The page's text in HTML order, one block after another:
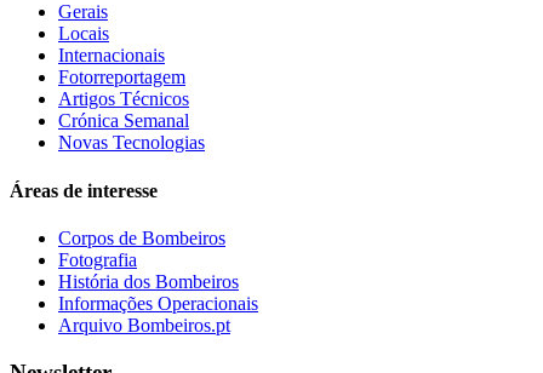
Gerais
Locais
Internacionais
Fotorreportagem
Artigos Técnicos
Crónica Semanal
Novas Tecnologias
Áreas de interesse
Corpos de Bombeiros
Fotografia
História dos Bombeiros
Informações Operacionais
Arquivo Bombeiros.pt